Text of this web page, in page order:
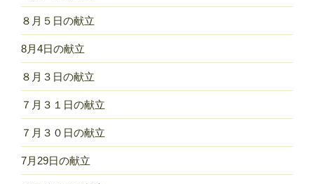
８月５日の献立
8月4日の献立
８月３日の献立
７月３１日の献立
７月３０日の献立
7月29日の献立